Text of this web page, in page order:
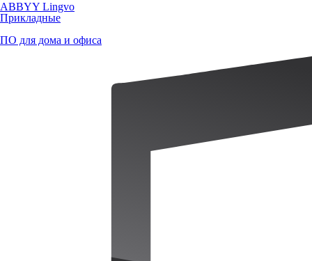
ABBYY Lingvo
Прикладные
ПО для дома и офиса